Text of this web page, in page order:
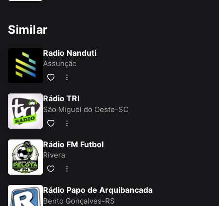
Similar
Radio Nandutí
Assunção
Rádio TRI
São Miguel do Oeste-SC
Rádio FM Futbol
Rivera
Rádio Papo de Arquibancada
Bento Gonçalves-RS